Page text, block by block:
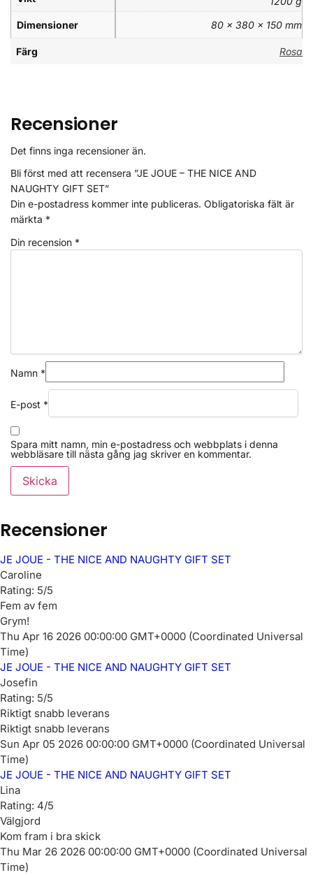
Dimensioner
80 × 380 × 150 mm
Färg Rosa
Recensioner
Det finns inga recensioner än.
Bli först med att recensera ”JE JOUE – THE NICE AND
NAUGHTY GIFT SET”
Din e-postadress kommer inte publiceras. Obligatoriska fält är
märkta *
Din recension *
Namn *
E-post *
Spara mitt namn, min e-postadress och webbplats i denna
webbläsare till nästa gång jag skriver en kommentar.
Recensioner
JE JOUE - THE NICE AND NAUGHTY GIFT SET
Caroline
Rating: 5/5
Fem av fem
Grym!
Thu Apr 16 2026 00:00:00 GMT+0000 (Coordinated Universal
Time)
JE JOUE - THE NICE AND NAUGHTY GIFT SET
Josefin
Rating: 5/5
Riktigt snabb leverans
Riktigt snabb leverans
Sun Apr 05 2026 00:00:00 GMT+0000 (Coordinated Universal
Time)
JE JOUE - THE NICE AND NAUGHTY GIFT SET
Lina
Rating: 4/5
Välgjord
Kom fram i bra skick
Thu Mar 26 2026 00:00:00 GMT+0000 (Coordinated Universal
Time)